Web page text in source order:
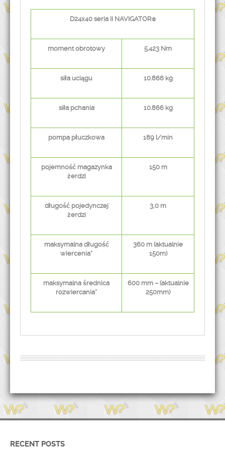
D24x40 seria II NAVIGATOR®
moment obrotowy 5.423 Nm
siła uciągu 10.866 kg
siła pchania 10.866 kg
pompa płuczkowa 189 l/min
pojemność magazynka
żerdzi
150 m
długość pojedynczej
żerdzi
3,0 m
maksymalna długość
wiercenia*
360 m (aktualnie
150m)
maksymalna średnica
rozwiercania*
600 mm – (aktualnie
250mm)
RECENT POSTS